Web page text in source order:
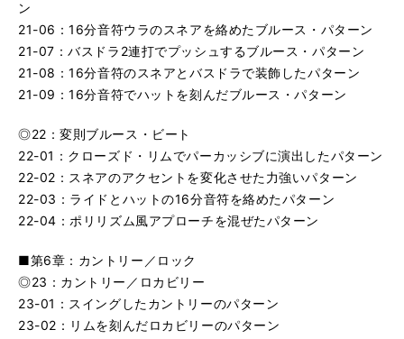
ン
21-06：16分音符ウラのスネアを絡めたブルース・パターン
21-07：バスドラ2連打でプッシュするブルース・パターン
21-08：16分音符のスネアとバスドラで装飾したパターン
21-09：16分音符でハットを刻んだブルース・パターン
◎22：変則ブルース・ビート
22-01：クローズド・リムでパーカッシブに演出したパターン
22-02：スネアのアクセントを変化させた力強いパターン
22-03：ライドとハットの16分音符を絡めたパターン
22-04：ポリリズム風アプローチを混ぜたパターン
■第6章：カントリー／ロック
◎23：カントリー／ロカビリー
23-01：スイングしたカントリーのパターン
23-02：リムを刻んだロカビリーのパターン